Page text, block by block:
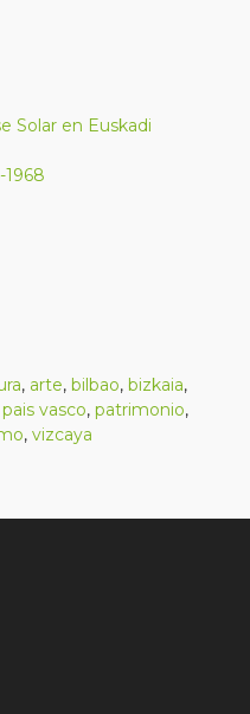
Solar en Euskadi
1968
, arte, bilbao, bizkaia,
pais vasco, patrimonio,
, vizcaya